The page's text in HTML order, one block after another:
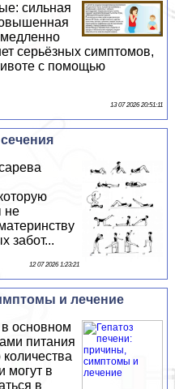
сильная
серьёзных симптомов,
с помощью
13 07 2026 20:51:11
не
забот...
12 07 2026 1:23:21
и лечение
основном
питания
могут в
в